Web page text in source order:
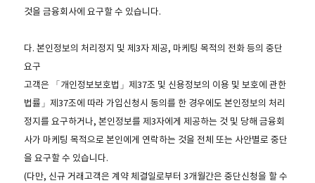
것을 금융회사에 요구할 수 있습니다.
다. 본인정보의 처리정지 및 제3자 제공, 마케팅 목적의 전화 등의 중단
요구
고객은 「개인정보보호법」제37조 및 신용정보의 이용 및 보호에 관한
법률」제37조에 따라 가입신청시 동의를 한 경우에도 본인정보의 처리
정지를 요구하거나, 본인정보를 제3자에게 제공하는 것 및 당해 금융회
사가 마케팅 목적으로 본인에게 연락하는 것을 전체 또는 사안별로 중단
을 요구할 수 있습니다.
(다만, 신규 거래고객은 계약 체결일로부터 3개월간은 중단신청을 할 수